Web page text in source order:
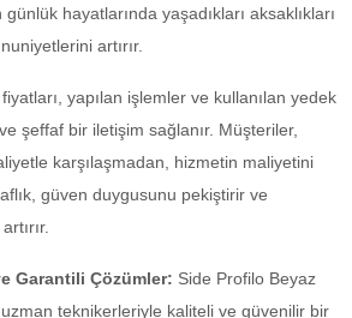
hayatlarında yaşadıkları aksaklıkları
artırır.
yapılan işlemler ve kullanılan yedek
şeffaf bir iletişim sağlanır. Müşteriler,
karşılaşmadan, hizmetin maliyetini
güven duygusunu pekiştirir ve
Garantili Çözümler: Side Profilo Beyaz
teknikerleriyle kaliteli ve güvenilir bir